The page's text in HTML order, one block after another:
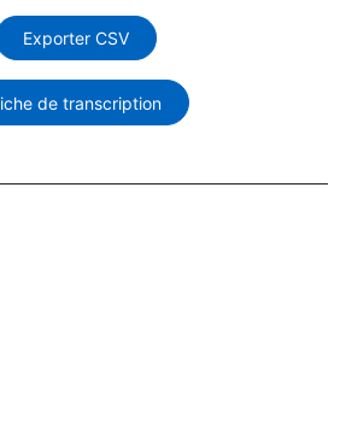
Exporter CSV
de transcription